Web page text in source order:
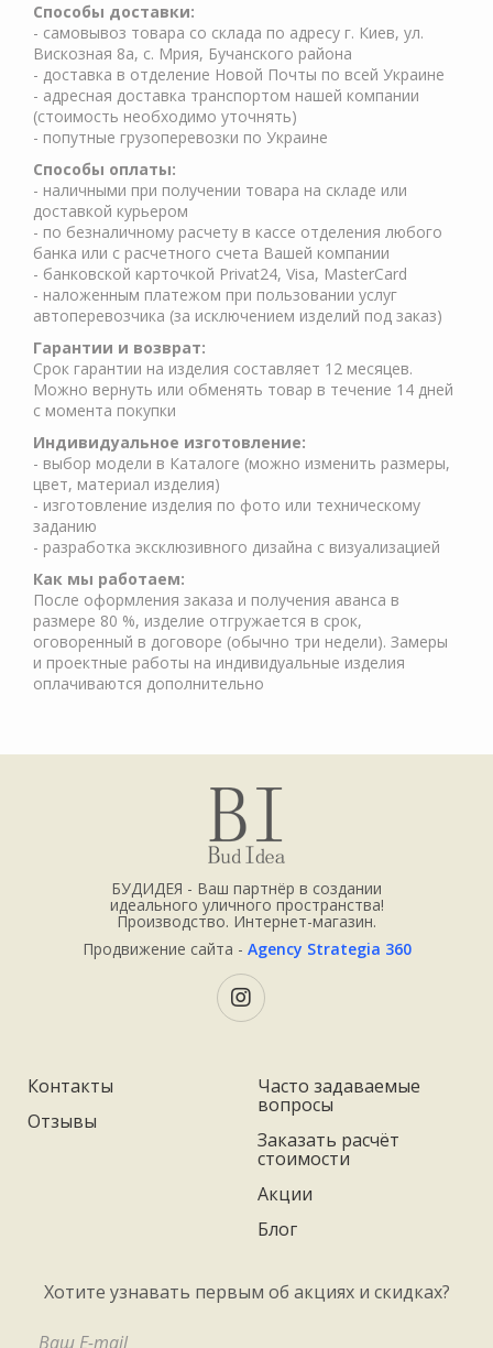
Cпособы доставки:
- самовывоз товара со склада по адресу г. Киев, ул.
Вискозная 8а, с. Мрия, Бучанского района
- доставка в отделение Новой Почты по всей Украине
- адресная доставка транспортом нашей компании
(стоимость необходимо уточнять)
- попутные грузоперевозки по Украине
Способы оплаты:
- наличными при получении товара на складе или
доставкой курьером
- по безналичному расчету в кассе отделения любого
банка или с расчетного счета Вашей компании
- банковской карточкой Privat24, Visa, MasterCard
- наложенным платежом при пользовании услуг
автоперевозчика (за исключением изделий под заказ)
Гарантии и возврат:
Срок гарантии на изделия составляет 12 месяцев.
Можно вернуть или обменять товар в течение 14 дней
с момента покупки
Индивидуальное изготовление:
- выбор модели в Каталоге (можно изменить размеры,
цвет, материал изделия)
- изготовление изделия по фото или техническому
заданию
- разработка эксклюзивного дизайна с визуализацией
Как мы работаем:
После оформления заказа и получения аванса в
размере 80 %, изделие отгружается в срок,
оговоренный в договоре (обычно три недели). Замеры
и проектные работы на индивидуальные изделия
оплачиваются дополнительно
БУДИДЕЯ - Ваш партнёр в создании
идеального уличного пространства!
Производство. Интернет-магазин.
Продвижение сайта - Agency Strategia 360
Контакты
Отзывы
Часто задаваемые
вопросы
Заказать расчёт
стоимости
Акции
Блог
Хотите узнавать первым об акциях и скидках?